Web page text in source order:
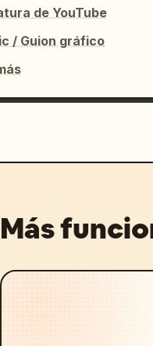
de YouTube
/ Guion gráfico
Más